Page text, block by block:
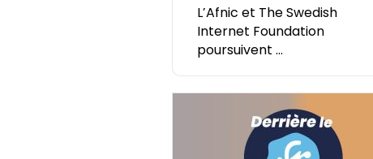
L’Afnic et The Swedish
Internet Foundation
poursuivent ...